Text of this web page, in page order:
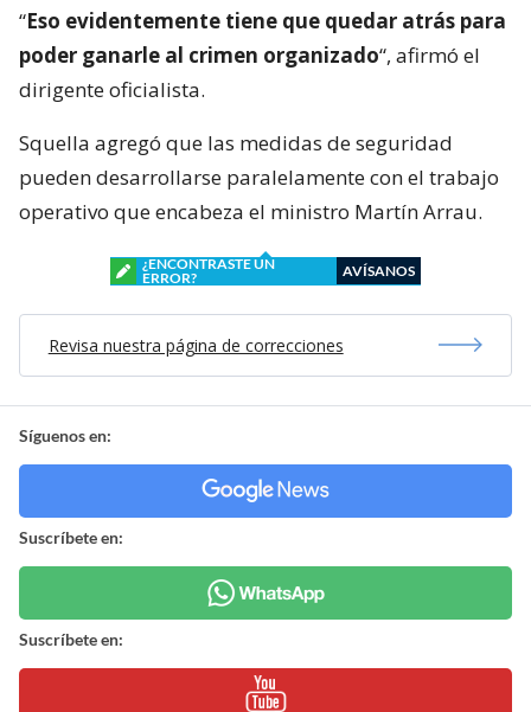
“Eso evidentemente tiene que quedar atrás para
poder ganarle al crimen organizado“, afirmó el
dirigente oficialista.
Squella agregó que las medidas de seguridad
pueden desarrollarse paralelamente con el trabajo
operativo que encabeza el ministro Martín Arrau.
¿ENCONTRASTE UN
ERROR?
AVÍSANOS
Revisa nuestra página de correcciones
Síguenos en:
Suscríbete en:
Suscríbete en: